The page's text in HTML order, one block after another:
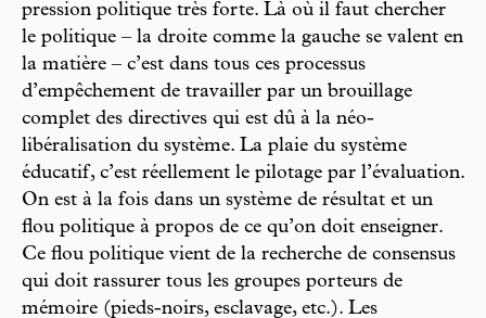
pression politique très forte. Là où il faut chercher
le politique – la droite comme la gauche se valent en
la matière – c’est dans tous ces processus
d’empêchement de travailler par un brouillage
complet des directives qui est dû à la néo-
libéralisation du système. La plaie du système
éducatif, c’est réellement le pilotage par l’évaluation.
On est à la fois dans un système de résultat et un
flou politique à propos de ce qu’on doit enseigner.
Ce flou politique vient de la recherche de consensus
qui doit rassurer tous les groupes porteurs de
mémoire (pieds-noirs, esclavage, etc.). Les